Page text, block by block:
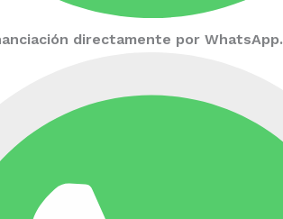
directamente por WhatsApp.